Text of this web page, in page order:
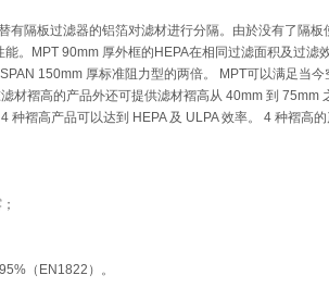
有隔板过滤器的铝箔对滤材进行分隔。由於没有了隔板
。MPT 90mm 厚外框的HEPA在相同过滤面积及过滤
150mm 厚标准阻力型的两倍。 MPT可以满足当
材褶高的产品外还可提供滤材褶高从 40mm 到 75mm
种褶高产品可以达到 HEPA 及 ULPA 效率。 4 种褶高
（EN1822）。